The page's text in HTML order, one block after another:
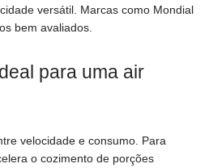
versátil. Marcas como Mondial
bem avaliados.
para uma air
velocidade e consumo. Para
o cozimento de porções